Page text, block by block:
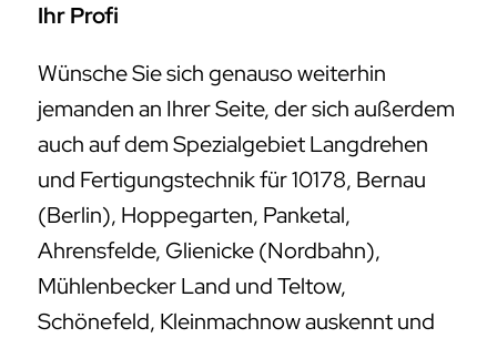
Ihr Profi
Wünsche Sie sich genauso weiterhin
jemanden an Ihrer Seite, der sich außerdem
auch auf dem Spezialgebiet Langdrehen
und Fertigungstechnik für 10178, Bernau
(Berlin), Hoppegarten, Panketal,
Ahrensfelde, Glienicke (Nordbahn),
Mühlenbecker Land und Teltow,
Schönefeld, Kleinmachnow auskennt und